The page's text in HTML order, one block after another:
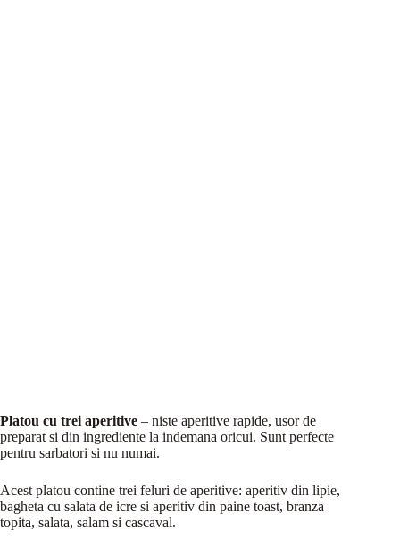
Platou cu trei aperitive – niste aperitive rapide, usor de
preparat si din ingrediente la indemana oricui. Sunt perfecte
pentru sarbatori si nu numai.
Acest platou contine trei feluri de aperitive: aperitiv din lipie,
bagheta cu salata de icre si aperitiv din paine toast, branza
topita, salata, salam si cascaval.